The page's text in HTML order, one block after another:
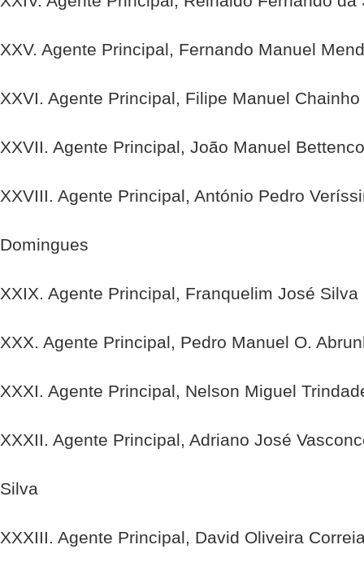
XXV. Agente Principal, Fernando Manuel
XXVI. Agente Principal, Filipe Manuel
XXVII. Agente Principal, João Manuel
XXVIII. Agente Principal, António Pedro
Domingues
XXIX. Agente Principal, Franquelim José Silva
XXX. Agente Principal, Pedro Manuel O.
XXXI. Agente Principal, Nelson Miguel
XXXII. Agente Principal, Adriano José
Silva
XXXIII. Agente Principal, David Oliveira